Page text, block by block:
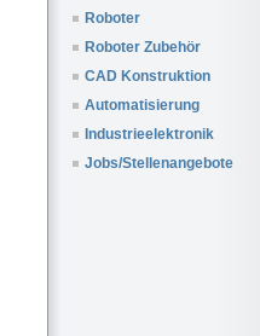
Roboter
Roboter Zubehör
CAD Konstruktion
Automatisierung
Industrieelektronik
Jobs/Stellenangebote